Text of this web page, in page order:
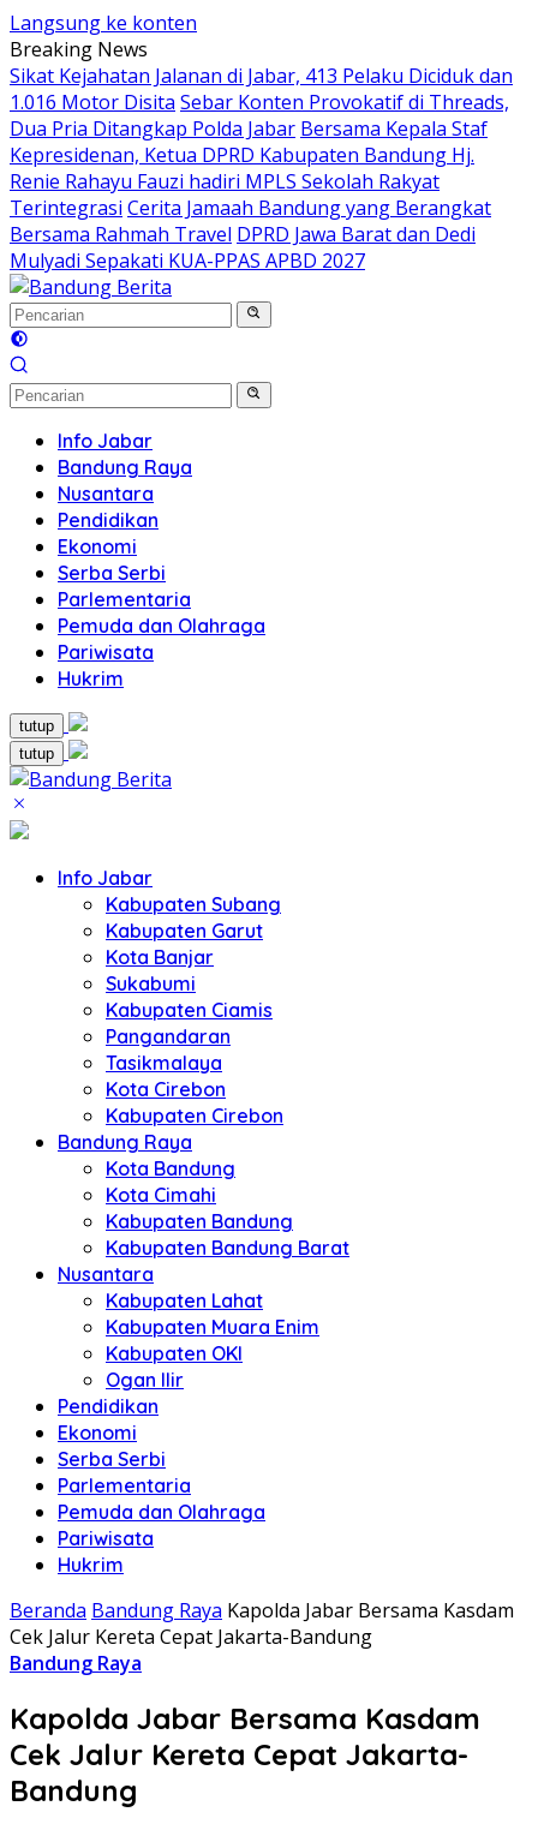
Langsung ke konten
Breaking News
Sikat Kejahatan Jalanan di Jabar, 413 Pelaku Diciduk dan
1.016 Motor Disita Sebar Konten Provokatif di Threads,
Dua Pria Ditangkap Polda Jabar Bersama Kepala Staf
Kepresidenan, Ketua DPRD Kabupaten Bandung Hj.
Renie Rahayu Fauzi hadiri MPLS Sekolah Rakyat
Terintegrasi Cerita Jamaah Bandung yang Berangkat
Bersama Rahmah Travel DPRD Jawa Barat dan Dedi
Mulyadi Sepakati KUA-PPAS APBD 2027
Info Jabar
Bandung Raya
Nusantara
Pendidikan
Ekonomi
Serba Serbi
Parlementaria
Pemuda dan Olahraga
Pariwisata
Hukrim
tutup
tutup
Info Jabar
Kabupaten Subang
Kabupaten Garut
Kota Banjar
Sukabumi
Kabupaten Ciamis
Pangandaran
Tasikmalaya
Kota Cirebon
Kabupaten Cirebon
Bandung Raya
Kota Bandung
Kota Cimahi
Kabupaten Bandung
Kabupaten Bandung Barat
Nusantara
Kabupaten Lahat
Kabupaten Muara Enim
Kabupaten OKI
Ogan Ilir
Pendidikan
Ekonomi
Serba Serbi
Parlementaria
Pemuda dan Olahraga
Pariwisata
Hukrim
Beranda Bandung Raya Kapolda Jabar Bersama Kasdam
Cek Jalur Kereta Cepat Jakarta-Bandung
Bandung Raya
Kapolda Jabar Bersama Kasdam
Cek Jalur Kereta Cepat Jakarta-
Bandung